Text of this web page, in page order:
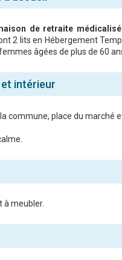
de retraite
2 lits en Hébergement
âgées de plus de 60
intérieur
commune, place du marché
à meubler.